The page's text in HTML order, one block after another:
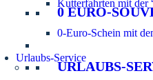
Kutterfahrten mit der
0 EURO-
0-Euro-Schein mit
Urlaubs-Service
URLAUBS-